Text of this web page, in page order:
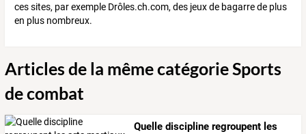
ces sites, par exemple Drôles.ch.com, des jeux de bagarre de plus
en plus nombreux.
Articles de la même catégorie Sports
de combat
Quelle discipline regroupent les